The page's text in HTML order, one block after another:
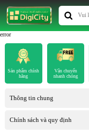
error
Sản phẩm chính
hãng
Vận chuyển
nhanh chóng
Thông tin chung
Chính sách và quy định